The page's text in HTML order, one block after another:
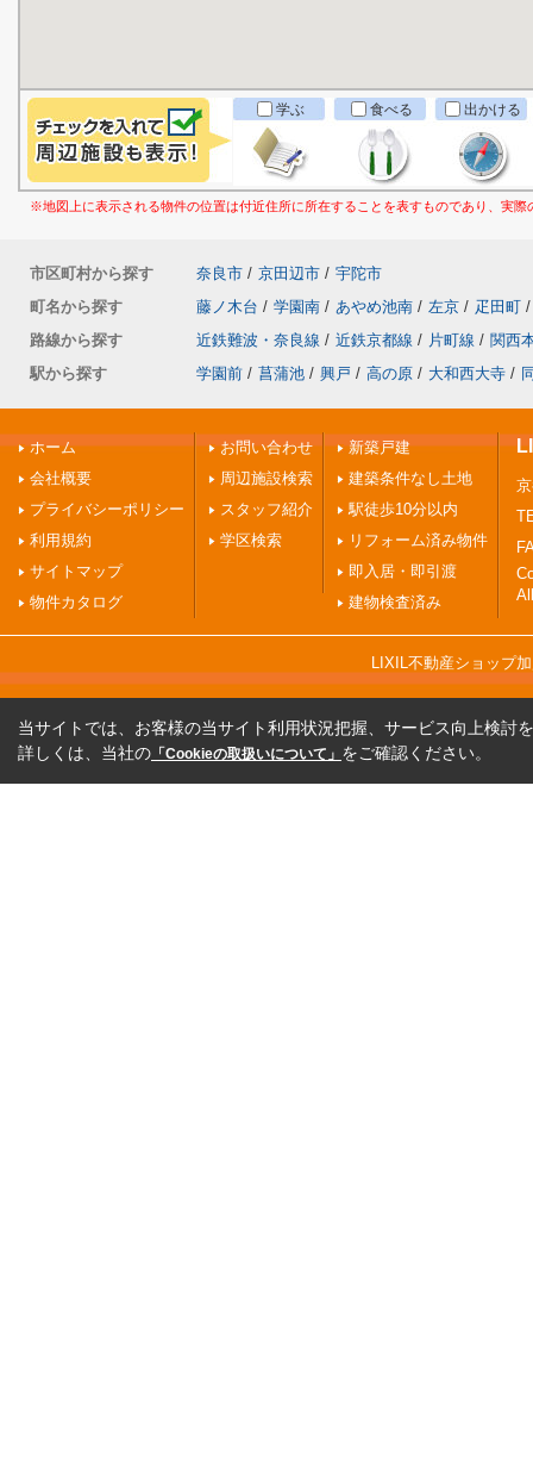
学ぶ 食べる 出かける
※地図上に表示される物件の位置は付近住所に所在することを表すものであり、実
市区町村から探す 奈良市 / 京田辺市 / 宇陀市
町名から探す
藤ノ木台 / 学園南 / あやめ池南 / 左京 / 疋田町 /
路線から探す
近鉄難波・奈良線 / 近鉄京都線 / 片町線 / 関西
駅から探す
学園前 / 菖蒲池 / 興戸 / 高の原 / 大和西大寺 /
ホーム
会社概要
プライバシーポリシー
利用規約
サイトマップ
物件カタログ
お問い合わせ
周辺施設検索
スタッフ紹介
学区検索
新築戸建
建築条件なし土地
駅徒歩10分以内
リフォーム済み物件
即入居・即引渡
建物検査済み
LIXIL不動産ショップ
当サイトでは、お客様の当サイト利用状況把握、サービス向上検討
詳しくは、当社の 「Cookieの取扱いについて」 をご確認ください。